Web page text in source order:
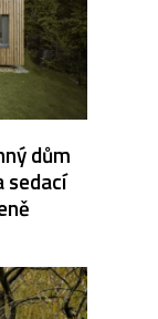
dům
sedací